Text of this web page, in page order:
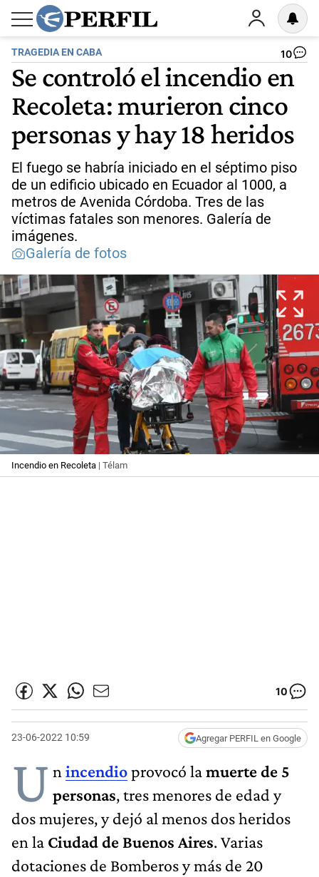
TRAGEDIA EN CABA 10
Se controló el incendio en
Recoleta: murieron cinco
personas y hay 18 heridos
El fuego se habría iniciado en el séptimo piso
de un edificio ubicado en Ecuador al 1000, a
metros de Avenida Córdoba. Tres de las
víctimas fatales son menores. Galería de
imágenes.
Galería de fotos
Incendio en Recoleta | Télam
10
23-06-2022 10:59 Agregar PERFIL en Google
U n incendioprovocó lamuerte de 5
personas, tres menores de edad y
dos mujeres, y dejó al menos dos heridos
en la Ciudad de Buenos Aires. Varias
dotaciones de Bomberos y más de 20